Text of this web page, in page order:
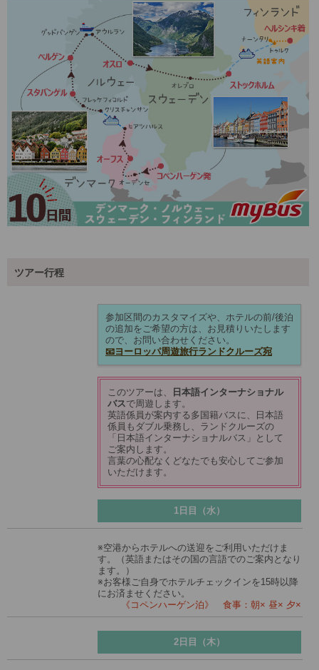
ツアー行程
参加区間のカスタマイズや、ホテルの前/後泊
の追加をご希望の方は、お見積りいたします
ので、お問い合わせください。
📧ヨーロッパ周遊旅行ランドクルーズ宛
このツアーは、
日本語インターナショナル
バスで周遊します。
英語係員が案内する多国籍バスに、日本語
係員もダブル乗務し、ランドクルーズの
「日本語インターナショナルバス」として
ご案内します。
言葉の心配なくどなたでも安心してご参加
いただけます。
1日目（水）
※空港からホテルへの送迎をご利用いただけま
す。（英語またはその国の言語でのご案内となり
ます。）
※お客様ご自身でホテルチェックインを15時以降
にお済ませください。
《コペンハーゲン泊》 食事：朝× 昼× 夕×
2日目（木）